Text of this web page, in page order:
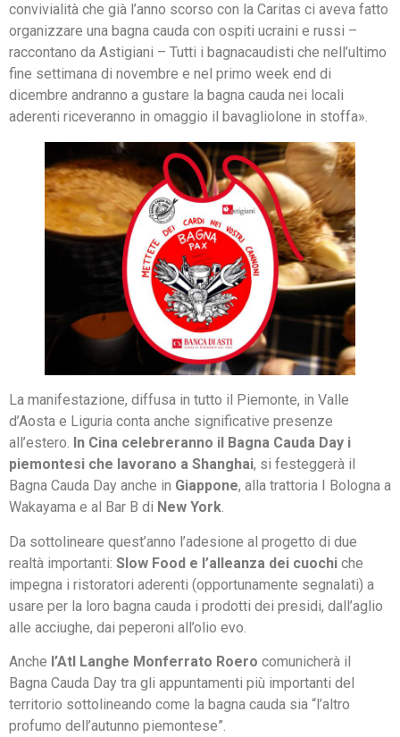
convivialità che già l’anno scorso con la Caritas ci aveva fatto
organizzare una bagna cauda con ospiti ucraini e russi –
raccontano da Astigiani – Tutti i bagnacaudisti che nell’ultimo
fine settimana di novembre e nel primo week end di
dicembre andranno a gustare la bagna cauda nei locali
aderenti riceveranno in omaggio il bavagliolone in stoffa».
La manifestazione, diffusa in tutto il Piemonte, in Valle
d’Aosta e Liguria conta anche significative presenze
all’estero. In Cina celebreranno il Bagna Cauda Day i
piemontesi che lavorano a Shanghai, si festeggerà il
Bagna Cauda Day anche in Giappone, alla trattoria I Bologna a
Wakayama e al Bar B di New York.
Da sottolineare quest’anno l’adesione al progetto di due
realtà importanti: Slow Food e l’alleanza dei cuochi che
impegna i ristoratori aderenti (opportunamente segnalati) a
usare per la loro bagna cauda i prodotti dei presidi, dall’aglio
alle acciughe, dai peperoni all’olio evo.
Anche l’Atl Langhe Monferrato Roero comunicherà il
Bagna Cauda Day tra gli appuntamenti più importanti del
territorio sottolineando come la bagna cauda sia “l’altro
profumo dell’autunno piemontese”.